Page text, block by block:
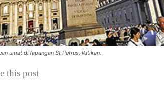
umat di lapangan St Petrus, Vatikan.
this post